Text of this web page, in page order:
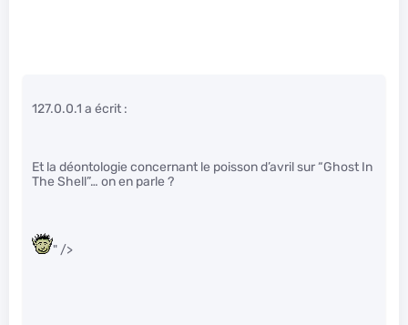
127.0.0.1 a écrit :
Et la déontologie concernant le poisson d’avril sur “Ghost In
The Shell”… on en parle ?
" />